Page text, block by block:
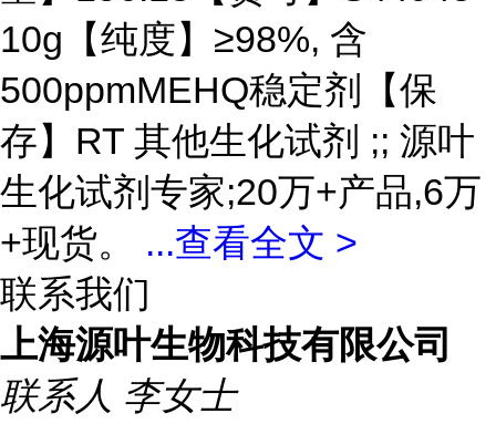
10g【纯度】≥98%, 含
500ppmMEHQ稳定剂【保
存】RT 其他生化试剂 ;; 源叶
生化试剂专家;20万+产品,6万
+现货。 ...查看全文 >
联系我们
上海源叶生物科技有限公司
联系人 李女士